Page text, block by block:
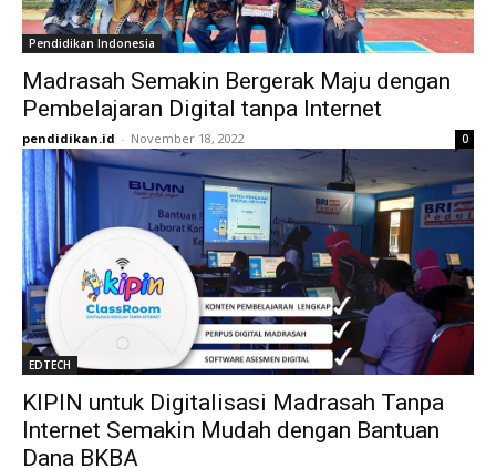
Pendidikan Indonesia
Madrasah Semakin Bergerak Maju dengan
Pembelajaran Digital tanpa Internet
pendidikan.id - November 18, 2022 0
EDTECH
KIPIN untuk Digitalisasi Madrasah Tanpa
Internet Semakin Mudah dengan Bantuan
Dana BKBA